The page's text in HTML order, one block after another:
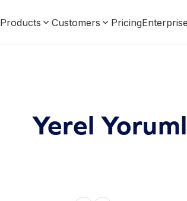
Products Customers PricingEnterprise
Yerel